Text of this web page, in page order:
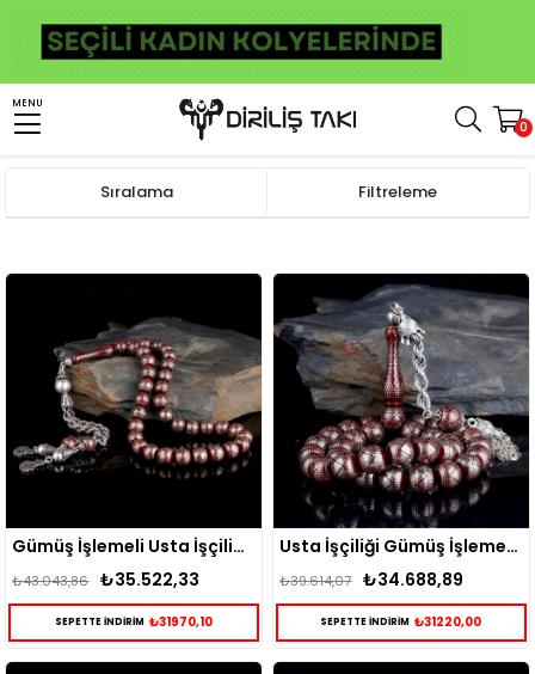
MENU
0
Anasayfa Kuka Tesbih
Filtreleme
Sıralama
Gümüş İşlemeli Usta İşçiliği Kuka Tesbih
₺35.522,33
₺43.043,86
SEPETTE İNDİRİM ₺31970,10
Usta İşçiliği Gümüş İşlemeli Kuka Tesbih
₺34.688,89
₺39.614,07
SEPETTE İNDİRİM ₺31220,00